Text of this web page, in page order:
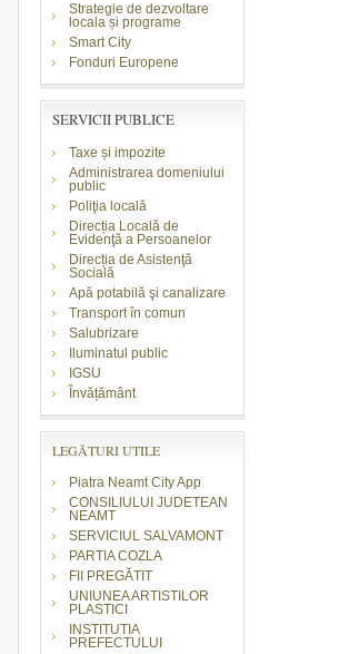
Strategie de dezvoltare
locala și programe
Smart City
Fonduri Europene
SERVICII PUBLICE
Taxe și impozite
Administrarea domeniului
public
Poliţia locală
Direcția Locală de
Evidenţă a Persoanelor
Direcția de Asistenţă
Socială
Apă potabilă şi canalizare
Transport în comun
Salubrizare
Iluminatul public
IGSU
Învățământ
LEGĂTURI UTILE
Piatra Neamt City App
CONSILIULUI JUDETEAN
NEAMT
SERVICIUL SALVAMONT
PARTIA COZLA
FII PREGĂTIT
UNIUNEA ARTISTILOR
PLASTICI
INSTITUTIA
PREFECTULUI